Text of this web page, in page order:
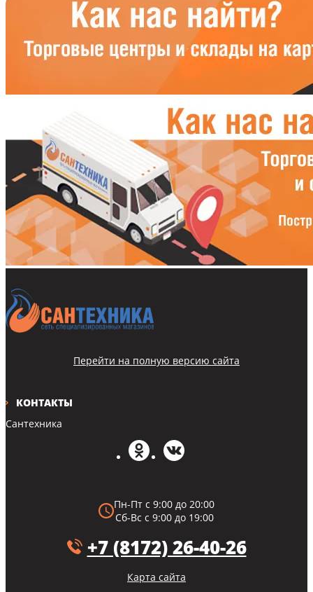
КОНТАКТЫ
Сантехника
Пн-Пт с 9:00 до 20:00
Сб-Вс с 9:00 до 19:00
+7 (8172) 26-40-26
Карта сайта
Перейти на полную версию сайта